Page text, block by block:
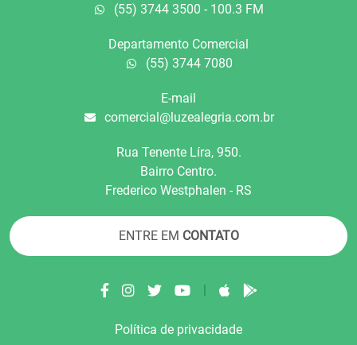
(55) 3744 3500 - 100.3 FM
Departamento Comercial
(55) 3744 7080
E-mail
comercial@luzealegria.com.br
Rua Tenente Líra, 950.
Bairro Centro.
Frederico Westphalen - RS
ENTRE EM CONTATO
|
Política de privacidade